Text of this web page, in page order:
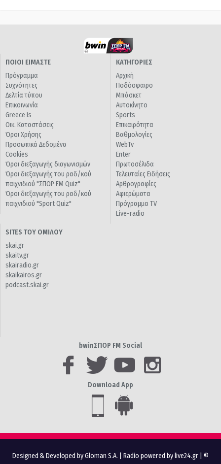
ΠΟΙΟΙ ΕΙΜΑΣΤΕ
Πρόγραμμα
Συχνότητες
Δελτία τύπου
Επικοινωνία
Greece Is
Οικ. Καταστάσεις
Όροι Χρήσης
Προσωπικά Δεδομένα
Cookies
Όροι διεξαγωγής διαγωνισμών
Όροι διεξαγωγής του ραδ/κού
παιχνιδιού "ΣΠΟΡ FM Quiz"
Όροι διεξαγωγής του ραδ/κού
παιχνιδιού "Sport Quiz"
ΚΑΤΗΓΟΡΙΕΣ
Αρχική
Ποδόσφαιρο
Μπάσκετ
Αυτοκίνητο
Sports
Επικαιρότητα
Βαθμολογίες
WebTv
Enter
Πρωτοσέλιδα
Τελευταίες Ειδήσεις
Αρθρογραφίες
Αφιερώματα
Πρόγραμμα TV
Live-radio
SITES ΤΟΥ ΟΜΙΛΟΥ
skai.gr
skaitv.gr
skairadio.gr
skaikairos.gr
podcast.skai.gr
bwinΣΠΟΡ FM Social
Download App
Designed & Developed by Gloman S.A. Radio powered by live24.gr | ©